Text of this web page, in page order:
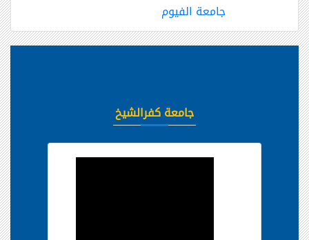
جامعة الفيوم
جامعة كفرالشيخ